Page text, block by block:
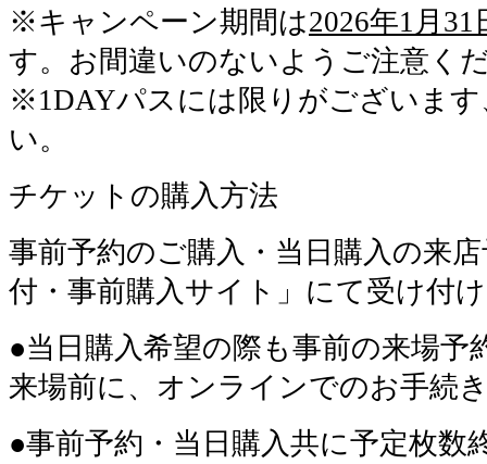
※キャンペーン期間は2026年1月31
す。お間違いのないようご注意く
※1DAYパスには限りがございま
い。
チケットの購入方法
事前予約のご購入・当日購入の来
付・事前購入サイト」にて受け付
●当日購入希望の際も事前の来場予
来場前に、オンラインでのお手続
●事前予約・当日購入共に予定枚数